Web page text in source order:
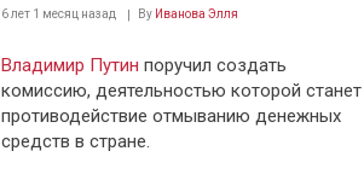
6 лет 1 месяц назад By Иванова Элля
Владимир Путин поручил создать
комиссию, деятельностью которой станет
противодействие отмыванию денежных
средств в стране.